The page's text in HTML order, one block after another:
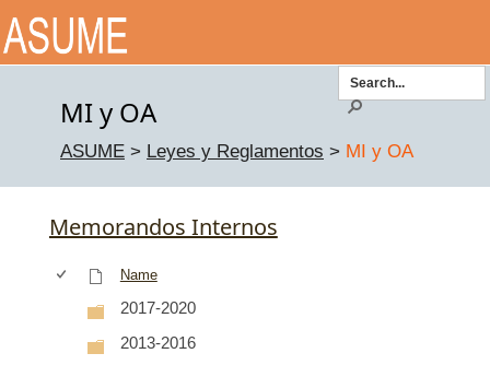
MI y OA
ASUME > Leyes y Reglamentos > MI y OA
Memorandos Internos
Name
2017-2020
2013-2016